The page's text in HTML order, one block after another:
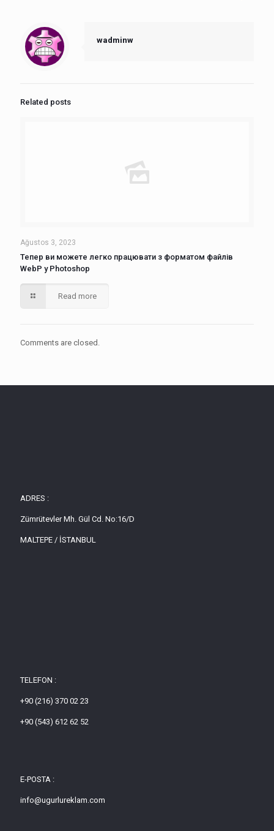
wadminw
Related posts
Ağustos 3, 2023
Тепер ви можете легко працювати з форматом файлів
WebP у Photoshop
Read more
Comments are closed.
ADRES :
Zümrütevler Mh. Gül Cd. No:16/D
MALTEPE / İSTANBUL
TELEFON :
+90 (216) 370 02 23
+90 (543) 612 62 52
E-POSTA :
info@ugurlureklam.com